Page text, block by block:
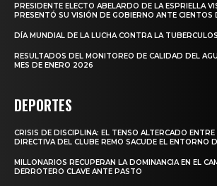
PRESIDENTE ELECTO ABELARDO DE LA ESPRIELLA
PRESENTÓ SU VISIÓN DE GOBIERNO ANTE CIENTOS
DÍA MUNDIAL DE LA LUCHA CONTRA LA
RESULTADOS DEL MONITOREO DE CALIDAD DEL
MES DE ENERO 2026
DEPORTES
CRISIS DE DISCIPLINA: EL TENSO ALTERCADO ENTRE
DIRECTIVA DEL CLUBE REMO SACUDE EL ENTORNO
MILLONARIOS RECUPERAN LA DOMINANCIA EN EL
DERROTERO CLAVE ANTE PASTO